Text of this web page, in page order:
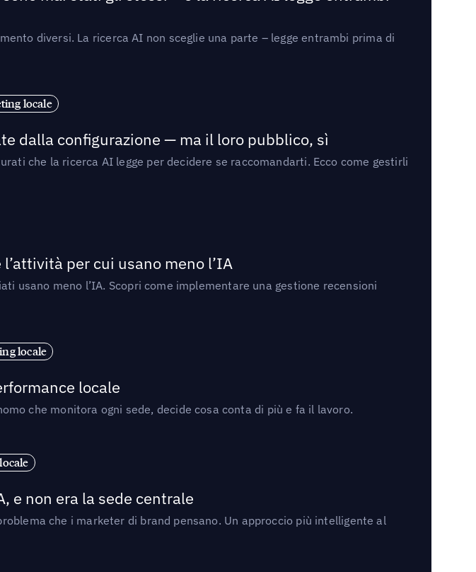
diversi. La ricerca AI non sceglie una parte – legge entrambi prima di
locale
dalla configurazione — ma il loro pubblico, sì
che la ricerca AI legge per decidere se raccomandarti. Ecco come gestirli
per cui usano meno l’IA
usano meno l’IA. Scopri come implementare una gestione recensioni
locale
locale
che monitora ogni sede, decide cosa conta di più e fa il lavoro.
e non era la sede centrale
che i marketer di brand pensano. Un approccio più intelligente al